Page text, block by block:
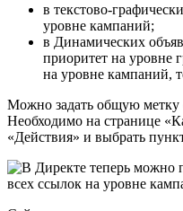
в текстово-
уровне кампаний;
в Динамических
приоритет на уровне
на уровне кампаний,
Можно задать общую метку
Необходимо на странице
«Действия» и выбрать